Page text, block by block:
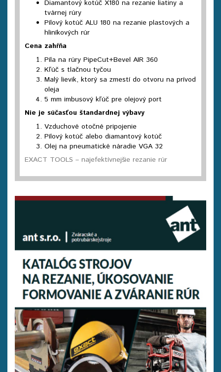
Diamantový kotúč X180 na rezanie liatiny a
tvárnej rúry
Pílový kotúč ALU 180 na rezanie plastových a
hliníkových rúr
Cena zahŕňa
Píla na rúry PipeCut+Bevel AIR 360
Kľúč s tlačnou tyčou
Malý lievik, ktorý sa zmestí do otvoru na prívod
oleja
5 mm imbusový kľúč pre olejový port
Nie je súčasťou štandardnej výbavy
Vzduchové otočné pripojenie
Pílový kotúč alebo diamantový kotúč
Olej na pneumatické náradie VGA 32
EXACT TOOLS – najefektívnejšie rezanie rúr